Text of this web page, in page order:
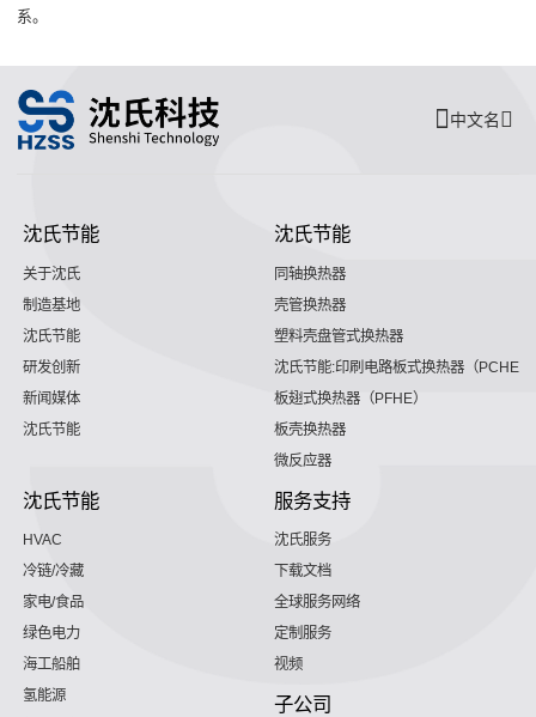
系。
中文名
沈氏节能
关于沈氏
制造基地
沈氏节能
研发创新
新闻媒体
沈氏节能
沈氏节能
同轴换热器
壳管换热器
塑料壳盘管式换热器
沈氏节能:印刷电路板式换热器（PCHE）
板翅式换热器（PFHE）
板壳换热器
微反应器
沈氏节能
HVAC
冷链/冷藏
家电/食品
绿色电力
海工船舶
氢能源
服务支持
沈氏服务
下载文档
全球服务网络
定制服务
视频
子公司